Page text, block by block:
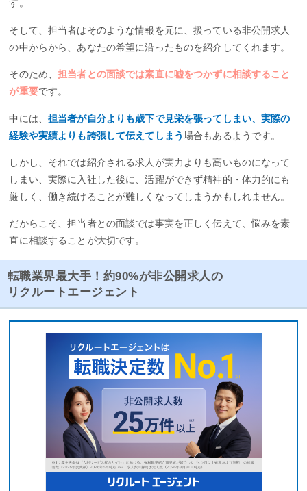
す。
そして、担当者はそのような情報を元に、扱っている非公開求人
の中からから、あなたの希望に沿ったものを紹介してくれます。
そのため、担当者との面談では素直に嘘をつかずに相談すること
が重要です。
中には、担当者が自分よりも歳下で見栄を張ってしまい、実際の
経験や実績よりも誇張して伝えてしまう場合もあるようです。
しかし、それでは紹介される求人が実力よりも高いものになって
しまい、実際に入社した後に、活躍ができず精神的・体力的にも
厳しく、働き続けることが難しくなってしまうかもしれません。
だからこそ、担当者との面談では事実を正しく伝えて、悩みを素
直に相談することが大切です。
転職業界最大手！約90%が非公開求人の
リクルートエージェント